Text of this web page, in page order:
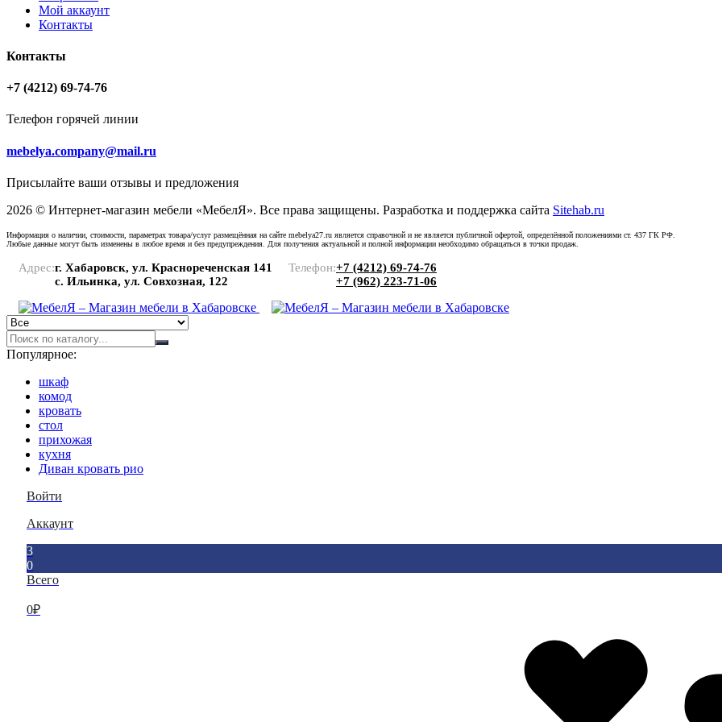
Мой аккаунт
Контакты
Контакты
+7 (4212) 69-74-76
Телефон горячей линии
mebelya.company@mail.ru
Присылайте ваши отзывы и предложения
2026 © Интернет-магазин мебели «МебелЯ». Все права защищены. Разработка и поддержка сайта Sitehab.ru
Информация о наличии, стоимости, параметрах товара/услуг размещённая на сайте mebelya27.ru является справочной и не является публичной офертой, определённой положениями ст. 437 ГК РФ.
Любые данные могут быть изменены в любое время и без предупреждения. Для получения актуальной и полной информации необходимо обращаться в точки продаж.
Адрес:г. Хабаровск, ул. Краснореченская 141
с. Ильинка, ул. Совхозная, 122
Телефон:+7 (4212) 69-74-76
+7 (962) 223-71-06
Популярное:
шкаф
комод
кровать
стол
прихожая
кухня
Диван кровать рио
Войти
Аккаунт
3
0
Всего
0₽